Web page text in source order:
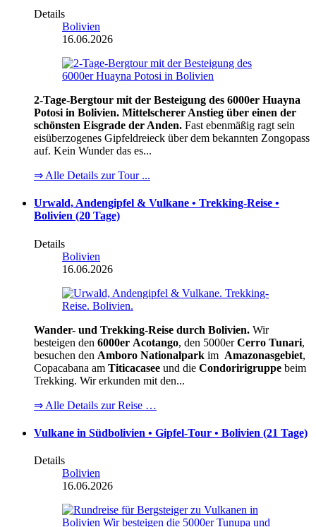
Details
Bolivien
16.06.2026
2-Tage-Bergtour mit der Besteigung des 6000er Huayna
Potosi in Bolivien. Mittelscherer Anstieg über einen der
schönsten Eisgrade der Anden. Fast ebenmäßig ragt sein
eisüberzogenes Gipfeldreieck über dem bekannten Zongopass
auf. Kein Wunder das es...
⇒ Alle Details zur Tour ...
Urwald, Andengipfel & Vulkane • Trekking-Reise •
Bolivien (20 Tage)
Details
Bolivien
16.06.2026
Wander- und Trekking-Reise durch Bolivien. Wir
besteigen den 6000er Acotango, den 5000erCerro Tunari,
besuchen den Amboro Nationalpark im Amazonasgebiet,
Copacabana am Titicacasee und die Condoririgruppe beim
Trekking. Wir erkunden mit den...
⇒ Alle Details zur Reise …
Vulkane in Südbolivien • Gipfel-Tour • Bolivien (21 Tage)
Details
Bolivien
16.06.2026